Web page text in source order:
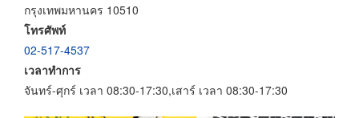
กรุงเทพมหานคร 10510
โทรศัพท์
02-517-4537
เวลาทำการ
จันทร์-ศุกร์ เวลา 08:30-17:30,เสาร์ เวลา 08:30-17:30